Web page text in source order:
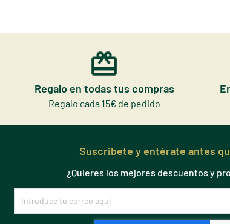
Regalo en todas tus compras
Regalo cada 15€ de pedido
Suscribete y entérate antes
¿Quieres los mejores descuentos y